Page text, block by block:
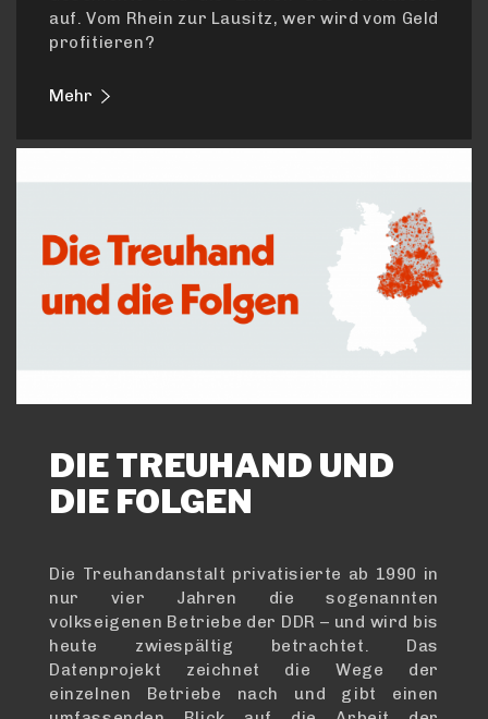
auf. Vom Rhein zur Lausitz, wer wird vom Geld
profitieren?
Mehr
DIE TREUHAND UND
DIE FOLGEN
Die Treuhandanstalt privatisierte ab 1990 in
nur vier Jahren die sogenannten
volkseigenen Betriebe der DDR – und wird bis
heute zwiespältig betrachtet. Das
Datenprojekt zeichnet die Wege der
einzelnen Betriebe nach und gibt einen